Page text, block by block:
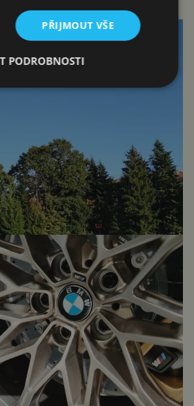
nahrávat až v 8K rozlišení.
PŘIJMOUT VŠE
PODROBNOSTI